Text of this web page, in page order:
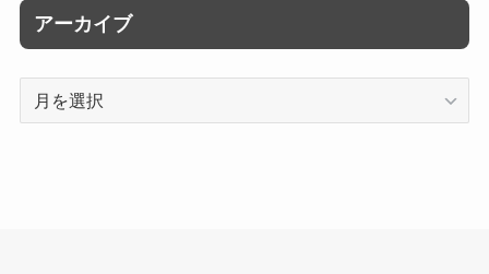
リ
ー
アーカイブ